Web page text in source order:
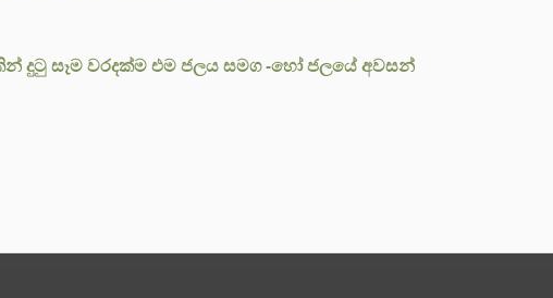
දුටු සෑම වරදක්ම එම ජලය සමග -හෝ ජලයේ අවසන්